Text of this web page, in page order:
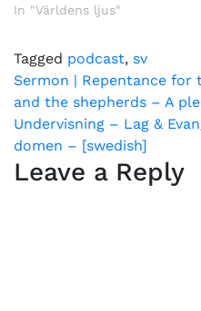
kunna få förlåtelse. Samt
medveten synd, hemlig
synd, bekänd synd och
förlåten synd.
In "Världens ljus"
Tagged podcast, sv
Post
navigation
Sermon | Repentance for
and the shepherds – A
Undervisning – Lag &
domen – [swedish]
Leave a Reply